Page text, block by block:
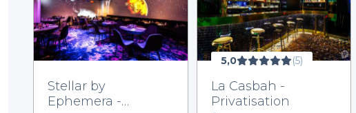
Stellar by
Ephemera -
5,0 (5)
La Casbah -
Privatisation